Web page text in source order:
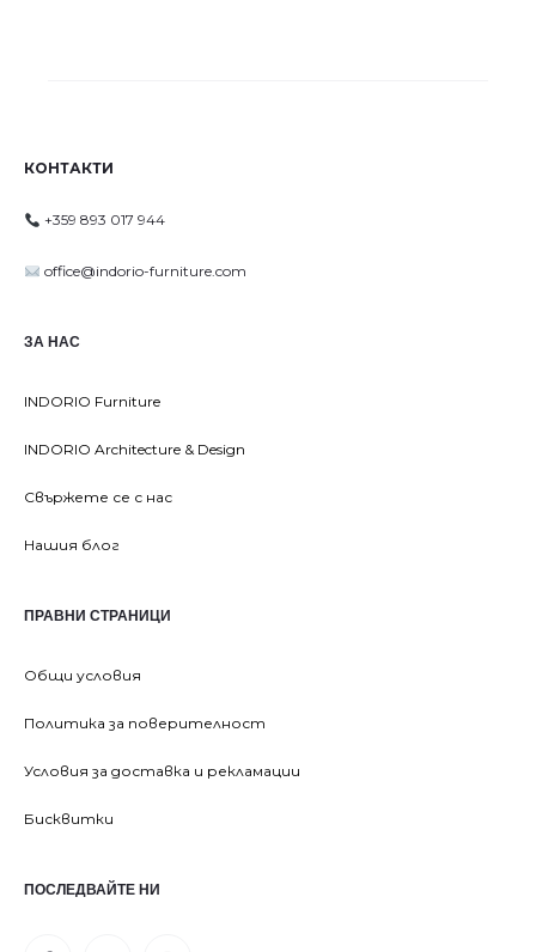
КОНТАКТИ
+359 893 017 944
office@indorio-furniture.com
ЗА НАС
INDORIO Furniture
INDORIO Architecture & Design
Свържете се с нас
Нашия блог
ПРАВНИ СТРАНИЦИ
Общи условия
Политика за поверителност
Условия за доставка и рекламации
Бисквитки
ПОСЛЕДВАЙТЕ НИ